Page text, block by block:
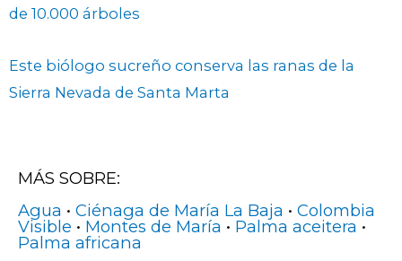
de 10.000 árboles
Este biólogo sucreño conserva las ranas de la
Sierra Nevada de Santa Marta
MÁS SOBRE:
Agua • Ciénaga de María La Baja • Colombia
Visible • Montes de María • Palma aceitera •
Palma africana